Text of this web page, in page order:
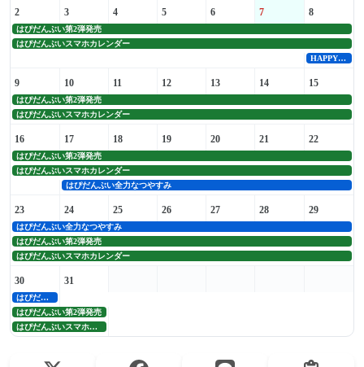
2 3 4 5 6 7 8
はぴだんぶい第2弾発売
はぴだんぶいスマホカレンダー
HAPPY PARLOR発売
9 10 11 12 13 14 15
はぴだんぶい第2弾発売
はぴだんぶいスマホカレンダー
16 17 18 19 20 21 22
はぴだんぶい第2弾発売
はぴだんぶいスマホカレンダー
はぴだんぶい全力なつやすみ
23 24 25 26 27 28 29
はぴだんぶい全力なつやすみ
はぴだんぶい第2弾発売
はぴだんぶいスマホカレンダー
30 31
はぴだんぶい全力なつやすみ
はぴだんぶい第2弾発売
はぴだんぶいスマホカレンダー